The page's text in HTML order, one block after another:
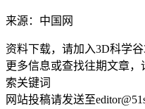
来源：中国网
资料下载，请加入3D科学
更多信息或查找往期文章，
索关键词
网站投稿请发送至